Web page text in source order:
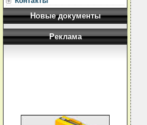
Новые документы
Реклама